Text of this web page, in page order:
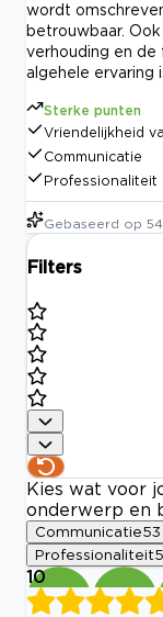
wordt
betrouwbaar.
verhouding en de
algehele ervaring
Sterke punten
Vriendelijkheid
Communicatie
Professionaliteit
Gebaseerd op 54
Filters
Kies wat voor
onderwerp en
Communicatie53
Professionaliteit
10